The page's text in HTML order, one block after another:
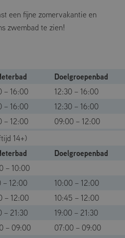
een fijne zomervakantie en
zwembad te zien!
Doelgroepenbad
– 16:00
12:30 – 16:00
– 16:00
12:30 – 16:00
– 12:00
09:00 – 12:00
14+)
Doelgroepenbad
– 10:00
– 12:00
10:00 – 12:00
– 12:00
10:45 – 12:00
– 21:30
19:00 – 21:30
– 09:00
07:00 – 09:00